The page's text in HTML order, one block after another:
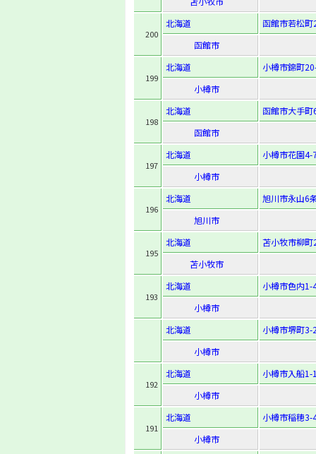
200
北海道
函館市若松町
函館市
199
北海道
小樽市錦町
小樽市
198
北海道
函館市大手町
函館市
197
北海道
小樽市花園4-
小樽市
196
北海道
旭川市永山6
旭川市
195
北海道
苫小牧市柳
苫小牧市
193
北海道
小樽市色内1-
小樽市
北海道
小樽市堺町3-
小樽市
192
北海道
小樽市入船1-
小樽市
191
北海道
小樽市稲穂3-
小樽市